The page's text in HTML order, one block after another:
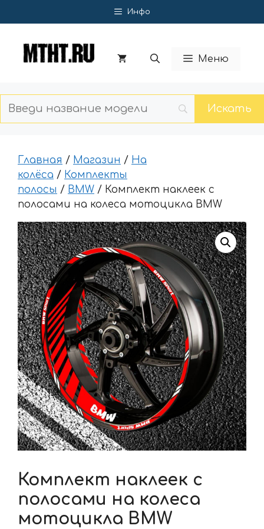
к
Инфо
Меню
Главная / Магазин / На
колёса / Комплекты
полосы / BMW / Комплект наклеек с
полосами на колеса мотоцикла BMW
Комплект наклеек с
полосами на колеса
мотоцикла BMW